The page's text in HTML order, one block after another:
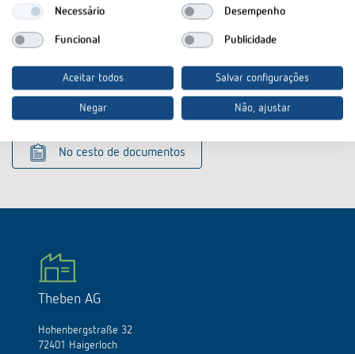
Transferências
Ficha técnica PDF Tampa tapa bornes 52,5 mm (186,1 kB)
No cesto de documentos
Theben AG
Hohenbergstraße 32
72401 Haigerloch
Necessário Desempenho
Funcional Publicidade
Aceitar todos Salvar configurações
Negar Não, ajustar